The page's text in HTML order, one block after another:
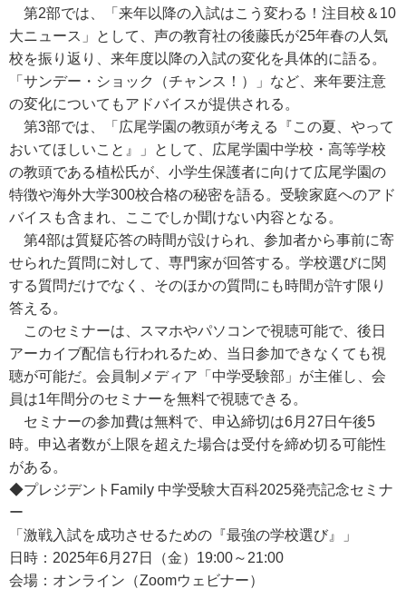
第2部では、「来年以降の入試はこう変わる！注目校＆10
大ニュース」として、声の教育社の後藤氏が25年春の人気
校を振り返り、来年度以降の入試の変化を具体的に語る。
「サンデー・ショック（チャンス！）」など、来年要注意
の変化についてもアドバイスが提供される。
第3部では、「広尾学園の教頭が考える『この夏、やって
おいてほしいこと』」として、広尾学園中学校・高等学校
の教頭である植松氏が、小学生保護者に向けて広尾学園の
特徴や海外大学300校合格の秘密を語る。受験家庭へのアド
バイスも含まれ、ここでしか聞けない内容となる。
第4部は質疑応答の時間が設けられ、参加者から事前に寄
せられた質問に対して、専門家が回答する。学校選びに関
する質問だけでなく、そのほかの質問にも時間が許す限り
答える。
このセミナーは、スマホやパソコンで視聴可能で、後日
アーカイブ配信も行われるため、当日参加できなくても視
聴が可能だ。会員制メディア「中学受験部」が主催し、会
員は1年間分のセミナーを無料で視聴できる。
セミナーの参加費は無料で、申込締切は6月27日午後5
時。申込者数が上限を超えた場合は受付を締め切る可能性
がある。
◆プレジデントFamily 中学受験大百科2025発売記念セミナ
ー
「激戦入試を成功させるための『最強の学校選び』」
日時：2025年6月27日（金）19:00～21:00
会場：オンライン（Zoomウェビナー）